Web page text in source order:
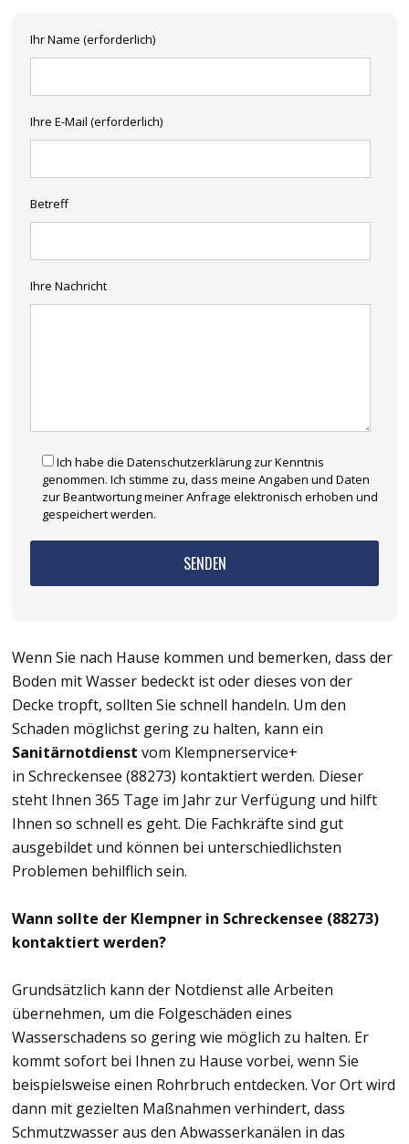
Ihr Name (erforderlich)
Ihre E-Mail (erforderlich)
Betreff
Ihre Nachricht
Ich habe die Datenschutzerklärung zur Kenntnis
genommen. Ich stimme zu, dass meine Angaben und Daten
zur Beantwortung meiner Anfrage elektronisch erhoben und
gespeichert werden.
Wenn Sie nach Hause kommen und bemerken, dass der
Boden mit Wasser bedeckt ist oder dieses von der
Decke tropft, sollten Sie schnell handeln. Um den
Schaden möglichst gering zu halten, kann ein
Sanitärnotdienst vom Klempnerservice+
in Schreckensee (88273) kontaktiert werden. Dieser
steht Ihnen 365 Tage im Jahr zur Verfügung und hilft
Ihnen so schnell es geht. Die Fachkräfte sind gut
ausgebildet und können bei unterschiedlichsten
Problemen behilflich sein.
Wann sollte der Klempner in Schreckensee (88273)
kontaktiert werden?
Grundsätzlich kann der Notdienst alle Arbeiten
übernehmen, um die Folgeschäden eines
Wasserschadens so gering wie möglich zu halten. Er
kommt sofort bei Ihnen zu Hause vorbei, wenn Sie
beispielsweise einen Rohrbruch entdecken. Vor Ort wird
dann mit gezielten Maßnahmen verhindert, dass
Schmutzwasser aus den Abwasserkanälen in das